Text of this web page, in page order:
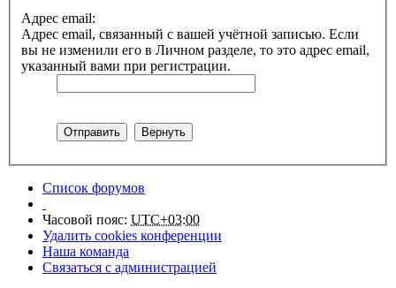
Адрес email:
Адрес email, связанный с вашей учётной записью. Если
вы не изменили его в Личном разделе, то это адрес email,
указанный вами при регистрации.
Список форумов
Часовой пояс: UTC+03:00
Удалить cookies конференции
Наша команда
Связаться с администрацией